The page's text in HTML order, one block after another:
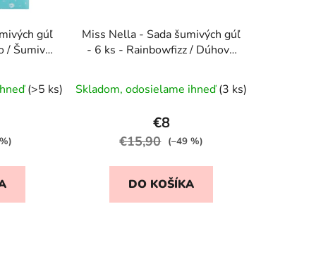
u
k
o
v
gúľ
/ Šumivé
(>5 ks)
Miss Nella - Sada šumivých gúľ
- 6 ks - Rainbowfizz / Dúhové
hodnotenie
produktu
je
5
Skladom, odosielame ihneď(3 ks)
€8
€15,90 (–49 %)
DO KOŠÍKA